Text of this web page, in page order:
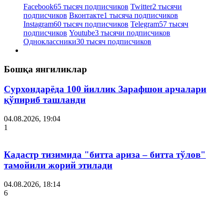
Facebook65 тысяч подписчиков Twitter2 тысячи
подписчиков Вконтакте1 тысяча подписчиков
Instagram60 тысяч подписчиков Telegram57 тысяч
подписчиков Youtube3 тысячи подписчиков
Одноклассники30 тысяч подписчиков
Бошқа янгиликлар
Сурхондарёда 100 йиллик Зарафшон арчалари
қўпириб ташланди
04.08.2026, 19:04
1
Кадастр тизимида "битта ариза – битта тўлов"
тамойили жорий этилади
04.08.2026, 18:14
6